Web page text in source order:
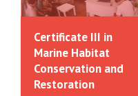
Certificate III in
Marine Habitat
Conservation and
Restoration